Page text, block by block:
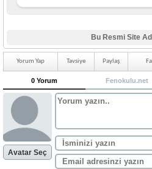
Bu Resmi Site
Yorum Yap Tavsiye Paylaş
0 Yorum Fenokulu.net
Avatar Seç